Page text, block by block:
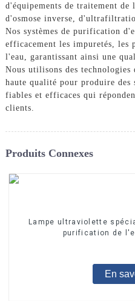
d'équipements de traitement de
d'osmose inverse,
Nos systèmes de purification
efficacement les impuretés, les
l'eau, garantissant ainsi une
Nous utilisons des technologies
haute qualité pour produire des
fiables et efficaces qui
clients.
Produits Connexes
Lampe ultraviolette
purification de
En